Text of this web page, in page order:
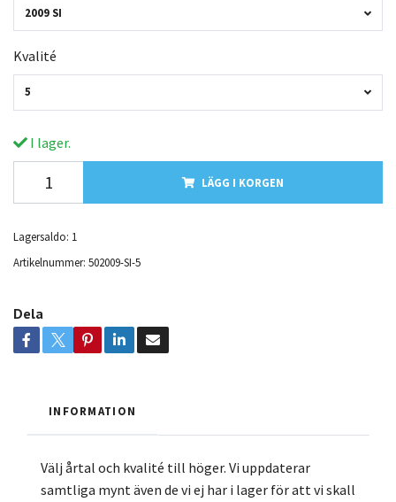
2009 SI
Kvalité
5
I lager.
LÄGG I KORGEN
Lagersaldo: 1
Artikelnummer: 502009-SI-5
Dela
INFORMATION
Välj årtal och kvalité till höger. Vi uppdaterar
samtliga mynt även de vi ej har i lager för att vi skall